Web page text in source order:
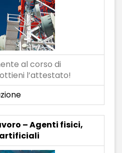
al corso di
l’attestato!
– Agenti fisici,